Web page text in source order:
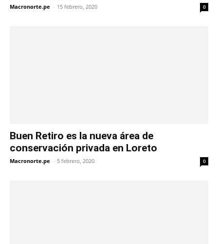
Macronorte.pe - 15 febrero, 2020 0
Buen Retiro es la nueva área de
conservación privada en Loreto
Macronorte.pe - 5 febrero, 2020 0